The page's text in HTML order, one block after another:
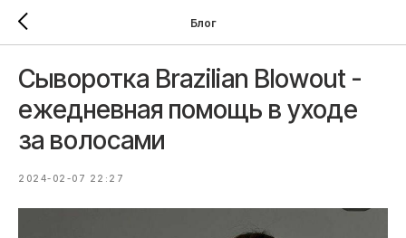
Блог
Сыворотка Brazilian Blowout -
ежедневная помощь в уходе
за волосами
2024-02-07 22:27